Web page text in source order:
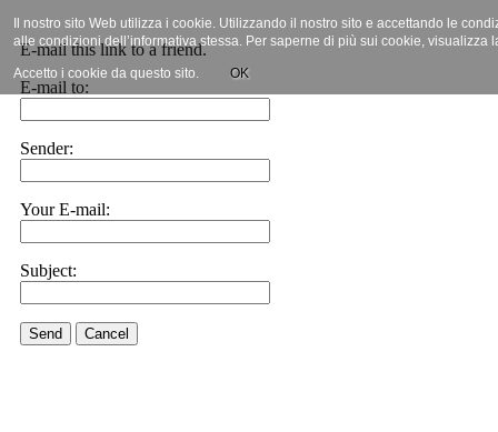
E-mail this link to a friend.
E-mail to:
Sender:
Your E-mail:
Subject:
Send Cancel
Il nostro sito Web utilizza i cookie. Utilizzando il nostro sito e accettando le
alle condizioni dell’informativa stessa. Per saperne di più sui cookie, visualizza
Accetto i cookie da questo sito. OK